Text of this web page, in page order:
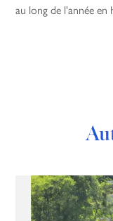
au long de l'année